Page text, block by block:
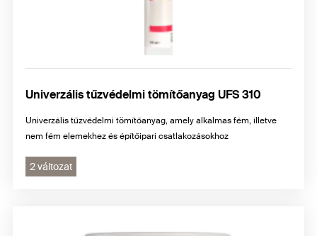
Univerzális tűzvédelmi tömítőanyag UFS 310
Univerzális tűzvédelmi tömítőanyag, amely alkalmas fém, illetve
nem fém elemekhez és építőipari csatlakozásokhoz
2 változat